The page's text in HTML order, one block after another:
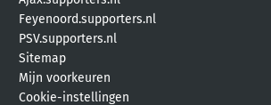
Feyenoord.supporters.nl
PSV.supporters.nl
Sitemap
Mijn voorkeuren
Cookie-instellingen